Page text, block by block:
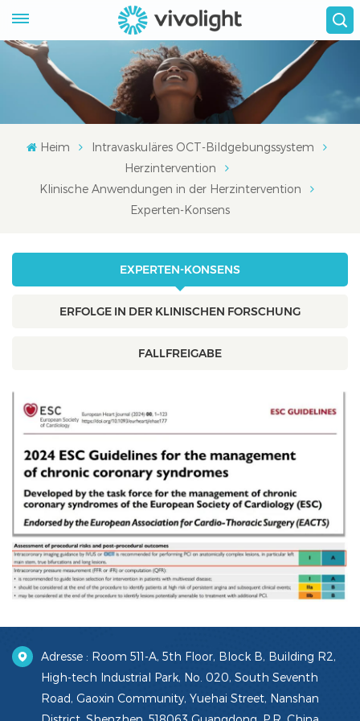
Heim
Intravaskuläres OCT-Bildgebungssystem
Herzintervention
Klinische Anwendungen in der Herzintervention
Experten-Konsens
EXPERTEN-KONSENS
ERFOLGE IN DER KLINISCHEN FORSCHUNG
FALLFREIGABE
Adresse : Room 511-A, 5th Floor, Block B, Building R2,
High-tech Industrial Park, No. 020, South Seventh
Road, Gaoxin Community, Yuehai Street, Nanshan